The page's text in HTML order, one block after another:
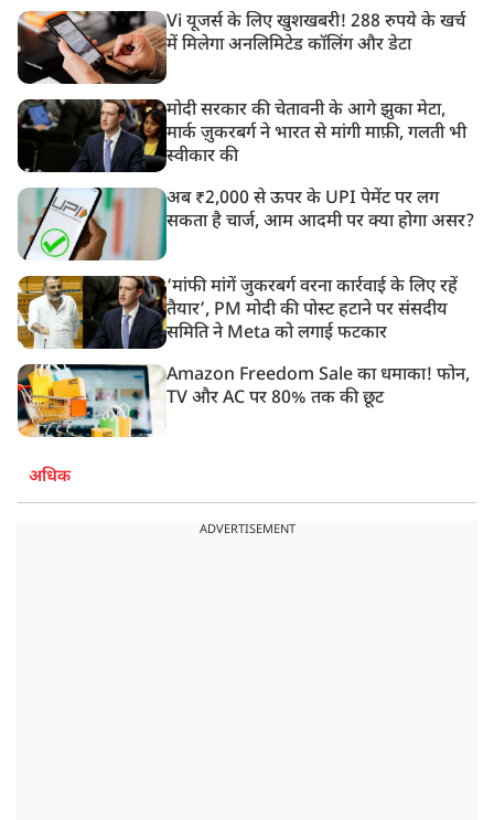
Vi यूजर्स के लिए खुशखबरी! 288 रुपये के खर्च
में मिलेगा अनलिमिटेड कॉलिंग और डेटा
मोदी सरकार की चेतावनी के आगे झुका मेटा,
मार्क ज़ुकरबर्ग ने भारत से मांगी माफ़ी, गलती भी
स्वीकार की
अब ₹2,000 से ऊपर के UPI पेमेंट पर लग
सकता है चार्ज, आम आदमी पर क्या होगा असर?
‘मांफी मांगें जुकरबर्ग वरना कार्रवाई के लिए रहें
तैयार’, PM मोदी की पोस्ट हटाने पर संसदीय
समिति ने Meta को लगाई फटकार
Amazon Freedom Sale का धमाका! फोन,
TV और AC पर 80% तक की छूट
अधिक
ADVERTISEMENT